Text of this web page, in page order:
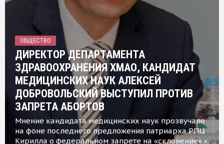
ОБЩЕСТВО
ДИРЕКТОР ДЕПАРТАМЕНТА
ЗДРАВООХРАНЕНИЯ ХМАО, КАНДИДАТ
МЕДИЦИНСКИХ НАУК АЛЕКСЕЙ
ДОБРОВОЛЬСКИЙ ВЫСТУПИЛ ПРОТИВ
ЗАПРЕТА АБОРТОВ
Мнение кандидата медицинских наук прозвучало
на фоне последнего предложения патриарха РПЦ
Кирилла о федеральном запрете на «склонение» к